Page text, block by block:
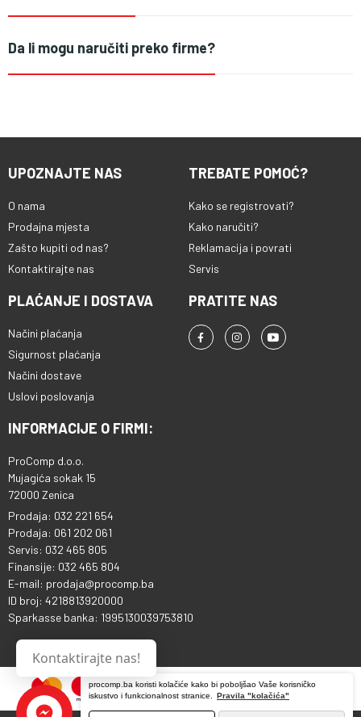
procomp.ba koristi kolačiće kako bi poboljšao Vaše korisničko
iskustvo i funkcionalnost stranice.
Pravila "kolačića"
Da li mogu naručiti preko firme?
UPOZNAJTE NAS
O nama
Prodajna mjesta
Zašto kupiti od nas?
Kontaktirajte nas
TREBATE POMOĆ?
Kako se registrovati?
Kako naručiti?
Reklamacija i povrati
Servis
PLAĆANJE I DOSTAVA
Načini plaćanja
Sigurnost plaćanja
Načini dostave
Uslovi poslovanja
PRATITE NAS
INFORMACIJE O FIRMI:
ProComp d.o.o.
Mujagića sokak 15
72000 Zenica
Prodaja: 032 221 654
Prodaja: 061 202 061
Servis: 032 465 805
Finansije: 032 465 804
E-mail: prodaja@procomp.ba
ID broj: 4218813920000
Sparkasse banka: 1995130039753810
Kontaktirajte nas!